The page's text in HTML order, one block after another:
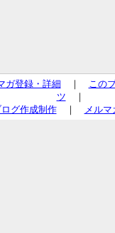
ガ登録・詳細 ｜ この
ツ ｜
グ作成制作｜ メル